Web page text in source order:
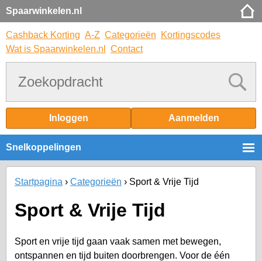
Spaarwinkelen.nl
Cashback Korting A-Z Categorieën
Kortingscodes
Wat is Spaarwinkelen.nl
Contact
Inloggen Aanmelden
Snelkoppelingen
Startpagina Categorieën Sport & Vrije Tijd
Sport & Vrije Tijd
Sport en vrije tijd gaan vaak samen met bewegen,
ontspannen en tijd buiten doorbrengen. Voor de één